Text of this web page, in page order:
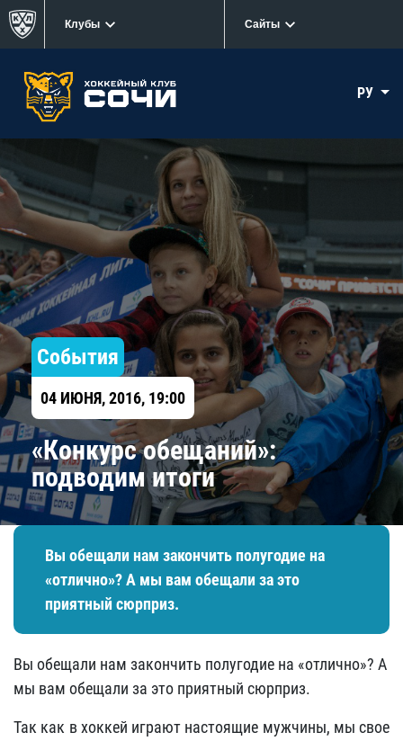
Клубы Сайты
РУ
События
04 ИЮНЯ, 2016, 19:00
​«Конкурс обещаний»:
подводим итоги
Вы обещали нам закончить полугодие на
«отлично»? А мы вам обещали за это
приятный сюрприз.
Вы обещали нам закончить полугодие на «отлично»? А
мы вам обещали за это приятный сюрприз.
Так как в хоккей играют настоящие мужчины, мы свое